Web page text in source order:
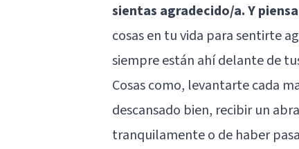
sientas agradecido/a. Y
cosas en tu vida para sentirte
siempre están ahí delante de
Cosas como, levantarte cada
descansado bien, recibir un
tranquilamente o de haber